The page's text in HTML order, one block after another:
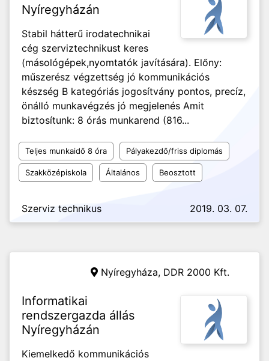
Nyíregyházán
Stabil hátterű irodatechnikai
cég szerviztechnikust keres
(másológépek,nyomtatók javítására). Előny:
műszerész végzettség jó kommunikációs
készség B kategóriás jogosítvány pontos, precíz,
önálló munkavégzés jó megjelenés Amit
biztosítunk: 8 órás munkarend (816...
Teljes munkaidő 8 óra Pályakezdő/friss diplomás
Szakközépiskola Általános Beosztott
Szerviz technikus 2019. 03. 07.
Nyíregyháza, DDR 2000 Kft.
Informatikai
rendszergazda állás
Nyíregyházán
Kiemelkedő kommunikációs